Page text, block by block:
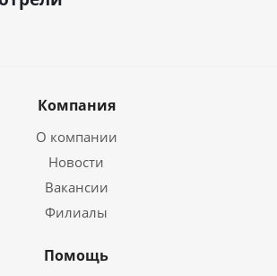
Компания
О компании
Новости
Вакансии
Филиалы
Помощь